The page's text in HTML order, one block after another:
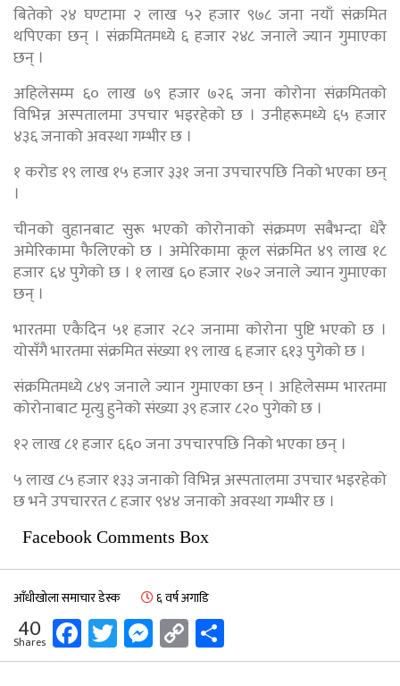
बितेको २४ घण्टामा २ लाख ५२ हजार ९७८ जना नयाँ संक्रमित
थपिएका छन् । संक्रमितमध्ये ६ हजार २४८ जनाले ज्यान गुमाएका
छन् ।
अहिलेसम्म ६० लाख ७९ हजार ७२६ जना कोरोना संक्रमितको
विभिन्न अस्पतालमा उपचार भइरहेको छ । उनीहरूमध्ये ६५ हजार
४३६ जनाको अवस्था गम्भीर छ ।
१ करोड १९ लाख १५ हजार ३३१ जना उपचारपछि निको भएका छन्
।
चीनको वुहानबाट सुरू भएको कोरोनाको संक्रमण सबैभन्दा धेरै
अमेरिकामा फैलिएको छ । अमेरिकामा कूल संक्रमित ४९ लाख १८
हजार ६४ पुगेको छ । १ लाख ६० हजार २७२ जनाले ज्यान गुमाएका
छन् ।
भारतमा एकैदिन ५१ हजार २८२ जनामा कोरोना पुष्टि भएको छ ।
योसँगै भारतमा संक्रमित संख्या १९ लाख ६ हजार ६१३ पुगेको छ ।
संक्रमितमध्ये ८४९ जनाले ज्यान गुमाएका छन् । अहिलेसम्म भारतमा
कोरोनाबाट मृत्यु हुनेको संख्या ३९ हजार ८२० पुगेको छ ।
१२ लाख ८१ हजार ६६० जना उपचारपछि निको भएका छन् ।
५ लाख ८५ हजार १३३ जनाको विभिन्न अस्पतालमा उपचार भइरहेको
छ भने उपचाररत ८ हजार ९४४ जनाको अवस्था गम्भीर छ ।
Facebook Comments Box
आँधीखोला समाचार डेस्क ६ वर्ष अगाडि
40
Shares Facebook
Twitter
Messenger
Copy
Link